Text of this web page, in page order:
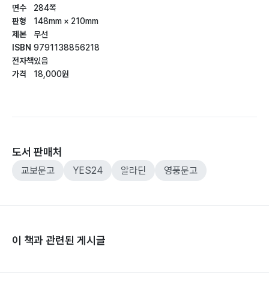
면수
판형
제본
ISBN
전자책
가격
284쪽
148mm × 210mm
무선
9791138856218
있음
18,000원
도서 판매처
교보문고 YES24 알라딘 영풍문고
이 책과 관련된 게시글